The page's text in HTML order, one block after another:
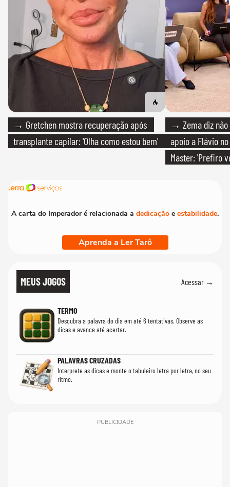
→ Gretchen mostra recuperação após
transplante capilar: 'Olha como estou bem'
→ Zema diz
apoio a Flávio
Master: 'Prefiro
A carta do Imperador é relacionada a dedicação e estabilidade.
Aprenda a Ler Tarô
MEUS JOGOS Acessar →
TERMO
Descubra a palavra do dia em até 6 tentativas. Observe as
dicas e avance até acertar.
PALAVRAS CRUZADAS
Interprete as dicas e monte o tabuleiro letra por letra, no seu
ritmo.
PUBLICIDADE